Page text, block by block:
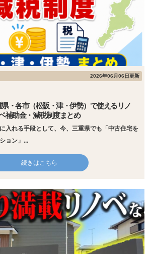
2026年06月06日更新
県・各市（松阪・津・伊勢）で使えるリノ
補助金・減税制度まとめ
入れる手段として、今、三重県でも「中古住宅を
ョン」...
続きはこちら